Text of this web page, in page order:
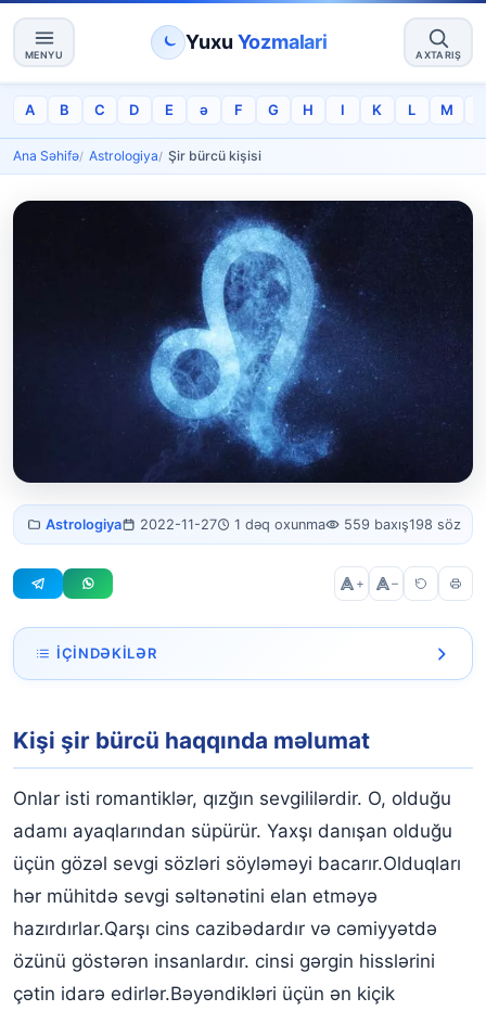
MENYU
Yuxu Yozmalari
AXTARIŞ
A B C D E ə F G H I K L M
Ana Səhifə Astrologiya Şir bürcü kişisi
Şir bürcü
kişisi
Astrologiya 2022-11-27 1 dəq oxunma 559 baxış198 söz
+ –
İÇINDƏKILƏR
Kişi şir bürcü haqqında məlumat
Onlar isti romantiklər, qızğın sevgililərdir. O, olduğu
adamı ayaqlarından süpürür. Yaxşı danışan olduğu
üçün gözəl sevgi sözləri söyləməyi bacarır.Olduqları
hər mühitdə sevgi səltənətini elan etməyə
hazırdırlar.Qarşı cins cazibədardır və cəmiyyətdə
özünü göstərən insanlardır. cinsi gərgin hisslərini
çətin idarə edirlər.Bəyəndikləri üçün ən kiçik